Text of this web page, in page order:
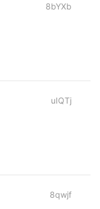
8bYXb
uIQTj
8qwjf